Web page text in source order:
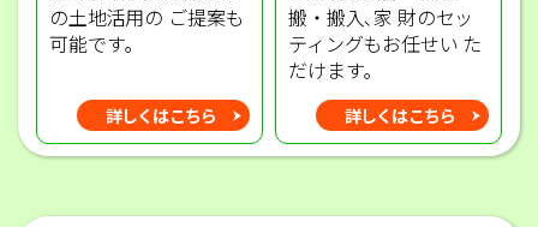
の土地活用の ご提案も
可能です｡
詳しくはこちら
搬・搬入､家 財のセッ
ティングもお任せい た
だけます｡
詳しくはこちら